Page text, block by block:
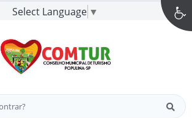
Select Language ▼